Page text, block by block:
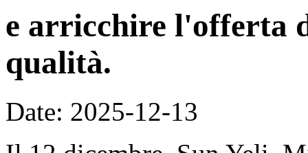
e arricchire l'offerta
qualità.
Date: 2025-12-13